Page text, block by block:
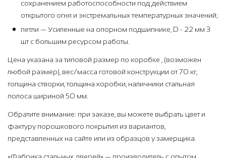
сохранением работоспособности под действием
открытого огня и экстремальных температурных значений;
петли — Усиленные на опорном подшипнике, D - 22 мм 3
шт с большим ресурсом работы.
Цена указана за типовой размер по коробке , (возможен
любой размер), вес/масса готовой конструкции от 70 кг,
толщина створки, толщина коробки, наличники стальная
полоса шириной 50 мм.
Обратите внимание: при заказе, вы можете выбрать цвет и
фактуру порошкового покрытия из вариантов,
представленных на сайте или из образцов у замерщика.